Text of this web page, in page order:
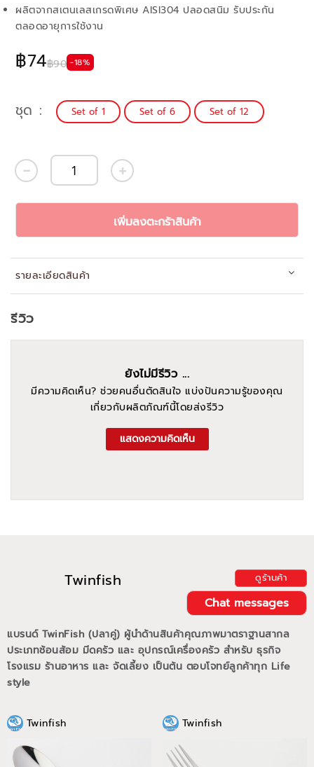
฿74฿90 -18%
ผลิตจากสเตนเลสเกรดพิเศษ AISI304 ปลอดสนิม รับประกัน
ตลอดอายุการใช้งาน
ชุด Set of 1 Set of 6 Set of 12
เพิ่มลงตะกร้าสินค้า
รายละเอียดสินค้า
Twinfish ดูร้านค้า
Chat messages
แบรนด์ TwinFish (ปลาคู่) ผู้นำด้านสินค้าคุณภาพมาตราฐานสากล
ประเภทช้อนส้อม มีดครัว และ อุปกรณ์เครื่องครัว สำหรับ ธุรกิจ
โรงแรม ร้านอาหาร และ จัดเลี้ยง เป็นต้น ตอบโจทย์ลูกค้าทุก Life
style
Twinfish Twinfish
รีวิว
ยังไม่มีรีวิว ...
มีความคิดเห็น? ช่วยคนอื่นตัดสินใจ แบ่งปันความรู้ของคุณ
เกี่ยวกับผลิตภัณฑ์นี้โดยส่งรีวิว
แสดงความคิดเห็น